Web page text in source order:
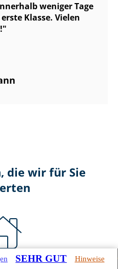
weniger Tage
Klasse. Vielen
die wir für Sie
SEHR GUT Hinweise